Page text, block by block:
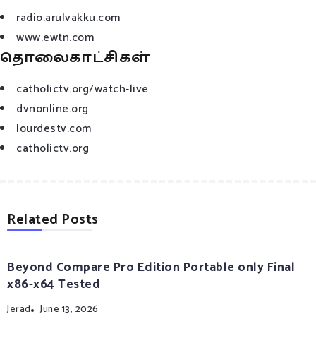
radio.arulvakku.com
www.ewtn.com
தொலைகாட்சிகள்
catholictv.org/watch-live
dvnonline.org
lourdestv.com
catholictv.org
Related Posts
Beyond Compare Pro Edition Portable only Final
x86-x64 Tested
Jerad June 13, 2026